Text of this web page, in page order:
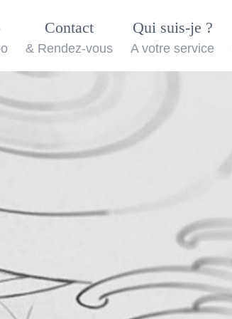
Contact
& Rendez-vous
Qui suis-je ?
A votre service